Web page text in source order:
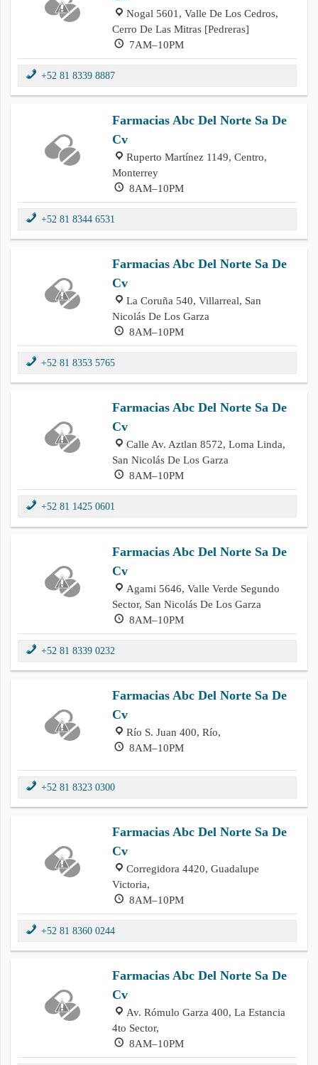
Nogal 5601, Valle De Los Cedros,
Cerro De Las Mitras [Pedreras]
7AM–10PM
+52 81 8339 8887
Farmacias Abc Del Norte Sa De
Cv
Ruperto Martínez 1149, Centro,
Monterrey
8AM–10PM
+52 81 8344 6531
Farmacias Abc Del Norte Sa De
Cv
La Coruña 540, Villarreal, San
Nicolás De Los Garza
8AM–10PM
+52 81 8353 5765
Farmacias Abc Del Norte Sa De
Cv
Calle Av. Aztlan 8572, Loma Linda,
San Nicolás De Los Garza
8AM–10PM
+52 81 1425 0601
Farmacias Abc Del Norte Sa De
Cv
Agami 5646, Valle Verde Segundo
Sector, San Nicolás De Los Garza
8AM–10PM
+52 81 8339 0232
Farmacias Abc Del Norte Sa De
Cv
Río S. Juan 400, Río,
8AM–10PM
+52 81 8323 0300
Farmacias Abc Del Norte Sa De
Cv
Corregidora 4420, Guadalupe
Victoria,
8AM–10PM
+52 81 8360 0244
Farmacias Abc Del Norte Sa De
Cv
Av. Rómulo Garza 400, La Estancia
4to Sector,
8AM–10PM